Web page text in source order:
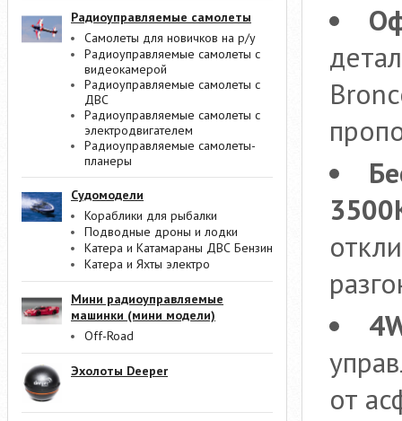
Радиоуправляемые самолеты
Самолеты для новичков на р/у
Радиоуправляемые самолеты с
видеокамерой
Радиоуправляемые самолеты с
ДВС
Радиоуправляемые самолеты с
электродвигателем
Радиоуправляемые самолеты-
планеры
Судомодели
Кораблики для рыбалки
Подводные дроны и лодки
Катера и Катамараны ДВС Бензин
Катера и Яхты электро
Мини радиоуправляемые
машинки (мини модели)
Off-Road
Эхолоты Deeper
от